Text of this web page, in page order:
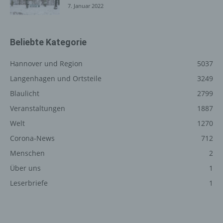
7. Januar 2022
Beliebte Kategorie
Hannover und Region
5037
Langenhagen und Ortsteile
3249
Blaulicht
2799
Veranstaltungen
1887
Welt
1270
Corona-News
712
Menschen
2
Über uns
1
Leserbriefe
1
einen Paketdienstleister, veranlassen, der die
Verantwortlichen zuzurechnen ist, nutzt.
Verarbeitung Verantwortlichen wird ferner die vom
Internet-Service-Provider (ISP) der betroffenen Person
vergebene IP-Adresse, das Datum sowie die Uhrzeit der
erfolgt vor dem Hintergrund, dass nur so der Missbrauch
unserer Dienste verhindert werden kann, und diese
Daten im Bedarfsfall ermöglichen, begangene Straftaten
zur Absicherung des für die Verarbeitung
Verantwortlichen erforderlich. Eine Weitergabe dieser
Daten an Dritte erfolgt grundsätzlich nicht, sofern keine